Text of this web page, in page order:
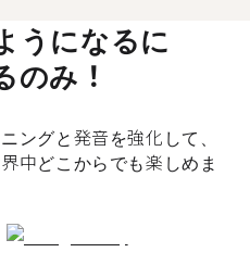
うになるに
のみ！
ングと発音を強化して、
中どこからでも楽しめま